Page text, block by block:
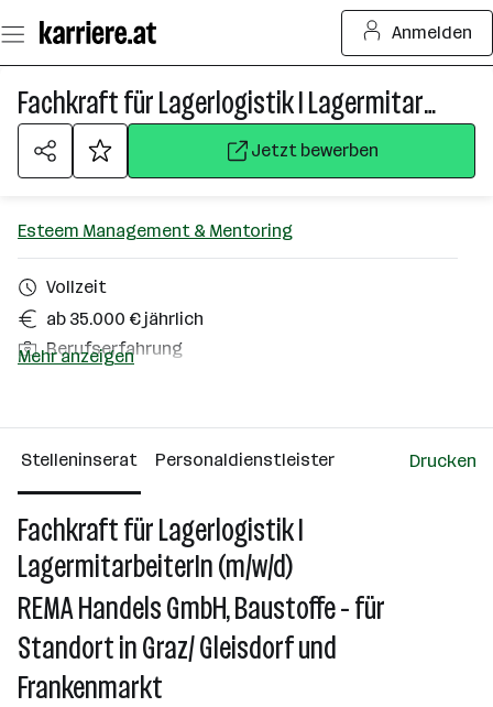
Seiteninhalt
springen
Anmelden
Fachkraft für Lagerlogistik I LagermitarbeiterIn (m/w/d)
Jetzt bewerben
Esteem Management & Mentoring
Vollzeit
ab 35.000 € jährlich
Berufserfahrung
Über das Unternehmen
Wien
Mehr anzeigen
Stelleninserat Personaldienstleister Drucken
Fachkraft für Lagerlogistik I
LagermitarbeiterIn (m/w/d)
REMA Handels GmbH, Baustoffe - für
Standort in Graz/ Gleisdorf und
Frankenmarkt